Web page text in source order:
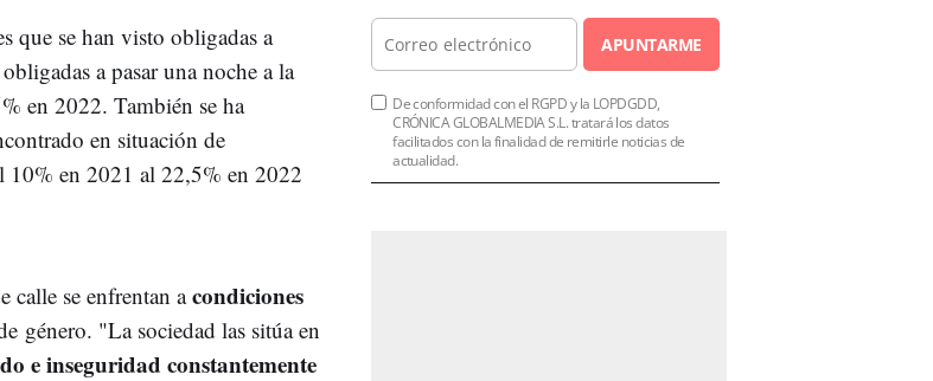
que se han visto obligadas a
a pasar una noche a la
en 2022. También se ha
en situación de
10% en 2021 al 22,5% en 2022
calle se enfrentan acondiciones
género. "La sociedad las sitúa en
e inseguridad constantemente
APUNTARME
De conformidad con el RGPD y la LOPDGDD,
CRÓNICA GLOBALMEDIA S.L. tratará los datos
facilitados con la finalidad de remitirle noticias de
actualidad.